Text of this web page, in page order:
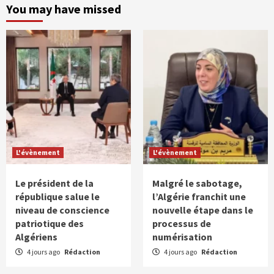
You may have missed
L'évènement
Le président de la
république salue le
niveau de conscience
patriotique des
Algériens
4 jours ago Rédaction
L'évènement
Malgré le sabotage,
l’Algérie franchit une
nouvelle étape dans le
processus de
numérisation
4 jours ago Rédaction